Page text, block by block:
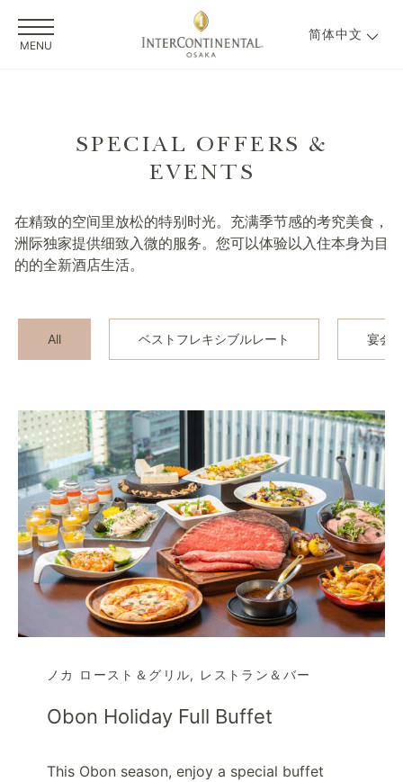
MENU
简体中文
SPECIAL OFFERS &
EVENTS
在精致的空间里放松的特别时光。充满季节感的考究美食，
洲际独家提供细致入微的服务。您可以体验以入住本身为目
的的全新酒店生活。
All ベストフレキシブルレート 宴会
ノカ ロースト＆グリル, レストラン＆バー
Obon Holiday Full Buffet
This Obon season, enjoy a special buffet